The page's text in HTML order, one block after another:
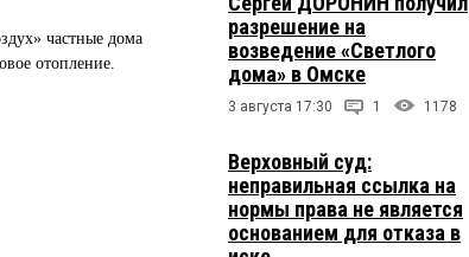
частные дома
отопление.
разрешение на
возведение «Светлого
дома» в Омске
3 августа 17:30 1 1178
Верховный суд:
неправильная ссылка на
нормы права не является
основанием для отказа в